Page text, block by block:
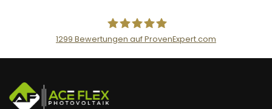
AceFlex GmbH
1299 Bewertungen auf ProvenExpert.com